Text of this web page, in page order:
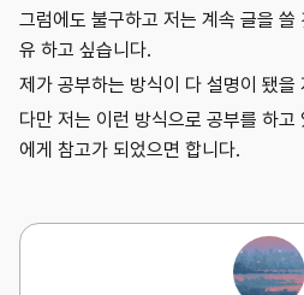
그럼에도 불구하고 저는 계속 글을 쓸
유 하고 싶습니다.
제가 공부하는 방식이 다 설명이 됐을
다만 저는 이런 방식으로 공부를 하
에게 참고가 되었으면 합니다.